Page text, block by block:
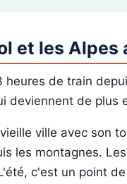
et les
heures de train
deviennent de plus
ville avec son
les montagnes.
c'est un point